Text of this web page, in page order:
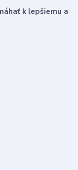
k lepšiemu a